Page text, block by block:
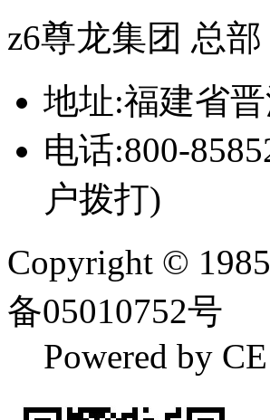
z6尊龙集团 总部
地址:福建省
电话:800-
户拨打)
Copyright ©
备05010752号
Powered by